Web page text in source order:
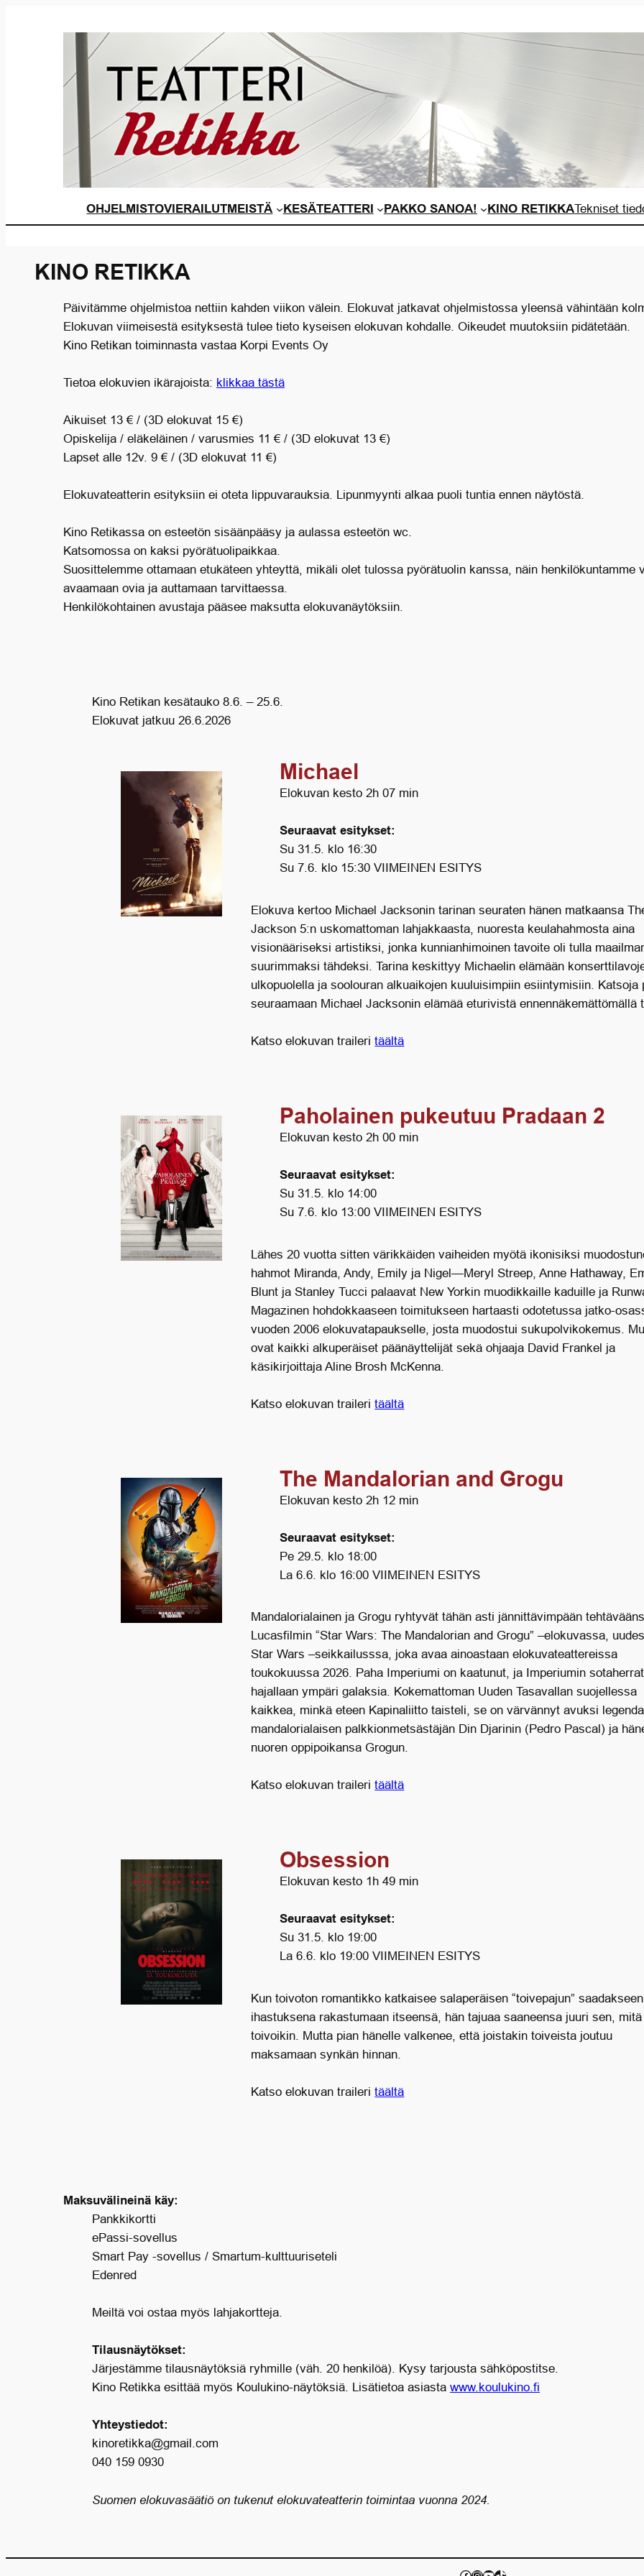
OHJELMISTOVIERAILUTMEISTÄ KESÄTEATTERI PAKKO SANOA! KINO RETIKKATekniset
KINO RETIKKA
Päivitämme ohjelmistoa nettiin kahden viikon välein. Elokuvat jatkavat ohjelmistossa yleensä vähintään
Elokuvan viimeisestä esityksestä tulee tieto kyseisen elokuvan kohdalle. Oikeudet muutoksiin pidätetään.
Kino Retikan toiminnasta vastaa Korpi Events Oy
Tietoa elokuvien ikärajoista: klikkaa tästä
Aikuiset 13 € / (3D elokuvat 15 €)
Opiskelija / eläkeläinen / varusmies 11 € / (3D elokuvat 13 €)
Lapset alle 12v. 9 € / (3D elokuvat 11 €)
Elokuvateatterin esityksiin ei oteta lippuvarauksia. Lipunmyynti alkaa puoli tuntia ennen näytöstä.
Kino Retikassa on esteetön sisäänpääsy ja aulassa esteetön wc.
Katsomossa on kaksi pyörätuolipaikkaa.
Suosittelemme ottamaan etukäteen yhteyttä, mikäli olet tulossa pyörätuolin kanssa, näin henkilökuntamme
avaamaan ovia ja auttamaan tarvittaessa.
Henkilökohtainen avustaja pääsee maksutta elokuvanäytöksiin.
Kino Retikan kesätauko 8.6. – 25.6.
Elokuvat jatkuu 26.6.2026
Michael
Elokuvan kesto 2h 07 min
Seuraavat esitykset:
Su 31.5. klo 16:30
Su 7.6. klo 15:30 VIIMEINEN ESITYS
Elokuva kertoo Michael Jacksonin tarinan seuraten hänen matkaansa
Jackson 5:n uskomattoman lahjakkaasta, nuoresta keulahahmosta aina
visionääriseksi artistiksi, jonka kunnianhimoinen tavoite oli tulla
suurimmaksi tähdeksi. Tarina keskittyy Michaelin elämään
ulkopuolella ja soolouran alkuaikojen kuuluisimpiin esiintymisiin. Katsoja
seuraamaan Michael Jacksonin elämää eturivistä ennennäkemättömällä
Katso elokuvan traileritäältä
Paholainen pukeutuu Pradaan 2
Elokuvan kesto 2h 00 min
Seuraavat esitykset:
Su 31.5. klo 14:00
Su 7.6. klo 13:00 VIIMEINEN ESITYS
Lähes 20 vuotta sitten värikkäiden vaiheiden myötä ikonisiksi
hahmot Miranda, Andy, Emily ja Nigel—Meryl Streep, Anne Hathaway,
Blunt ja Stanley Tucci palaavat New Yorkin muodikkaille kaduille ja
Magazinen hohdokkaaseen toimitukseen hartaasti odotetussa jatko-
vuoden 2006 elokuvatapaukselle, josta muodostui sukupolvikokemus.
ovat kaikki alkuperäiset päänäyttelijät sekä ohjaaja David Frankel ja
käsikirjoittaja Aline Brosh McKenna.
Katso elokuvan traileritäältä
The Mandalorian and Grogu
Elokuvan kesto 2h 12 min
Seuraavat esitykset:
Pe 29.5. klo 18:00
La 6.6. klo 16:00 VIIMEINEN ESITYS
Mandalorialainen ja Grogu ryhtyvät tähän asti jännittävimpään
Lucasfilmin “Star Wars: The Mandalorian and Grogu” –elokuvassa,
Star Wars –seikkailusssa, joka avaa ainoastaan elokuvateattereissa
toukokuussa 2026. Paha Imperiumi on kaatunut, ja Imperiumin
hajallaan ympäri galaksia. Kokemattoman Uuden Tasavallan suojellessa
kaikkea, minkä eteen Kapinaliitto taisteli, se on värvännyt avuksi
mandalorialaisen palkkionmetsästäjän Din Djarinin (Pedro Pascal) ja
nuoren oppipoikansa Grogun.
Katso elokuvan traileritäältä
Obsession
Elokuvan kesto 1h 49 min
Seuraavat esitykset:
Su 31.5. klo 19:00
La 6.6. klo 19:00 VIIMEINEN ESITYS
Kun toivoton romantikko katkaisee salaperäisen “toivepajun” saadakseen
ihastuksena rakastumaan itseensä, hän tajuaa saaneensa juuri sen, mitä
toivoikin. Mutta pian hänelle valkenee, että joistakin toiveista joutuu
maksamaan synkän hinnan.
Katso elokuvan traileritäältä
Maksuvälineinä käy:
Pankkikortti
ePassi-sovellus
Smart Pay -sovellus / Smartum-kulttuuriseteli
Edenred
Meiltä voi ostaa myös lahjakortteja.
Tilausnäytökset:
Järjestämme tilausnäytöksiä ryhmille (väh. 20 henkilöä). Kysy tarjousta sähköpostitse.
Kino Retikka esittää myös Koulukino-näytöksiä. Lisätietoa asiasta www.koulukino.fi
Yhteystiedot:
kinoretikka@gmail.com
040 159 0930
Suomen elokuvasäätiö on tukenut elokuvateatterin toimintaa vuonna 2024.